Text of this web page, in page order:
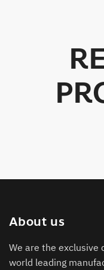
About us
We are the
world leading